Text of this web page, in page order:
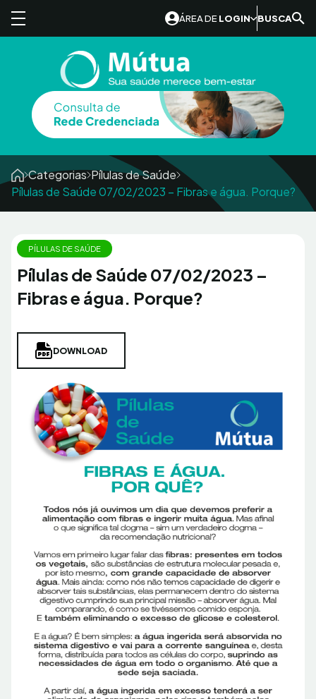
ÁREA DE LOGIN BUSCA
Categorias Pílulas de Saúde
Pílulas de Saúde 07/02/2023 – Fibras e água. Porque?
PÍLULAS DE SAÚDE
Pílulas de Saúde 07/02/2023 –
Fibras e água. Porque?
DOWNLOAD